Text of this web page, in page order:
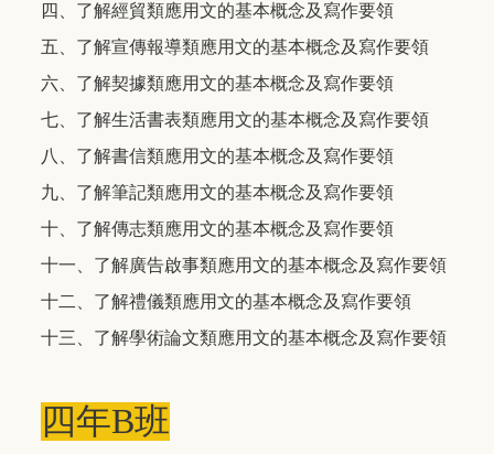
四、了解經貿類應用文的基本概念及寫作要領
五、了解宣傳報導類應用文的基本概念及寫作要領
六、了解契據類應用文的基本概念及寫作要領
七、了解生活書表類應用文的基本概念及寫作要領
八、了解書信類應用文的基本概念及寫作要領
九、了解筆記類應用文的基本概念及寫作要領
十、了解傳志類應用文的基本概念及寫作要領
十一、了解廣告啟事類應用文的基本概念及寫作要領
十二、了解禮儀類應用文的基本概念及寫作要領
十三、了解學術論文類應用文的基本概念及寫作要領
四年B班